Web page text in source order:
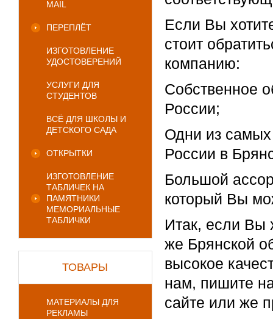
MAIL
ПЕРЕПЛЁТ
ИЗГОТОВЛЕНИЕ
УДОСТОВЕРЕНИЙ
УСЛУГИ ДЛЯ
СТУДЕНТОВ
ВСЁ ДЛЯ ШКОЛЫ И
ДЕТСКОГО САДА
ОТКРЫТКИ
ИЗГОТОВЛЕНИЕ
ТАБЛИЧЕК НА
ПАМЯТНИКИ
МЕМОРИАЛЬНЫЕ
ТАБЛИЧКИ
ТОВАРЫ
МАТЕРИАЛЫ ДЛЯ
РЕКЛАМЫ
Если Вы
стоит
компанию:
Собственное
России;
Одни из самых
России в
Большой
который Вы
Итак, если Вы
же Брянской
высокое
нам, пишите
сайте или же